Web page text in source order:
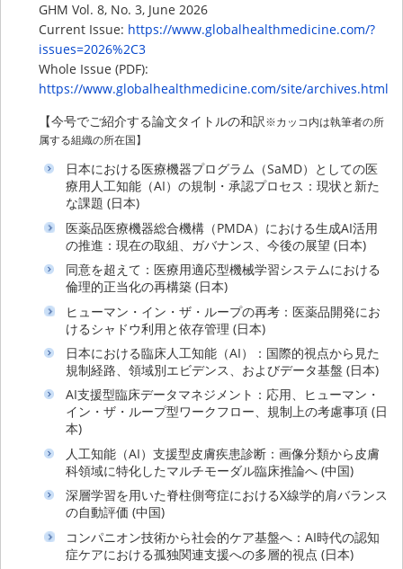
GHM Vol. 8, No. 3, June 2026
Current Issue: https://www.globalhealthmedicine.com/?
issues=2026%2C3
Whole Issue (PDF):
https://www.globalhealthmedicine.com/site/archives.html
【今号でご紹介する論文タイトルの和訳※カッコ内は執筆者の所
属する組織の所在国】
日本における医療機器プログラム（SaMD）としての医
療用人工知能（AI）の規制・承認プロセス：現状と新た
な課題 (日本)
医薬品医療機器総合機構（PMDA）における生成AI活用
の推進：現在の取組、ガバナンス、今後の展望 (日本)
同意を超えて：医療用適応型機械学習システムにおける
倫理的正当化の再構築 (日本)
ヒューマン・イン・ザ・ループの再考：医薬品開発にお
けるシャドウ利用と依存管理 (日本)
日本における臨床人工知能（AI）：国際的視点から見た
規制経路、領域別エビデンス、およびデータ基盤 (日本)
AI支援型臨床データマネジメント：応用、ヒューマン・
イン・ザ・ループ型ワークフロー、規制上の考慮事項 (日
本)
人工知能（AI）支援型皮膚疾患診断：画像分類から皮膚
科領域に特化したマルチモーダル臨床推論へ (中国)
深層学習を用いた脊柱側弯症におけるX線学的肩バランス
の自動評価 (中国)
コンパニオン技術から社会的ケア基盤へ：AI時代の認知
症ケアにおける孤独関連支援への多層的視点 (日本)